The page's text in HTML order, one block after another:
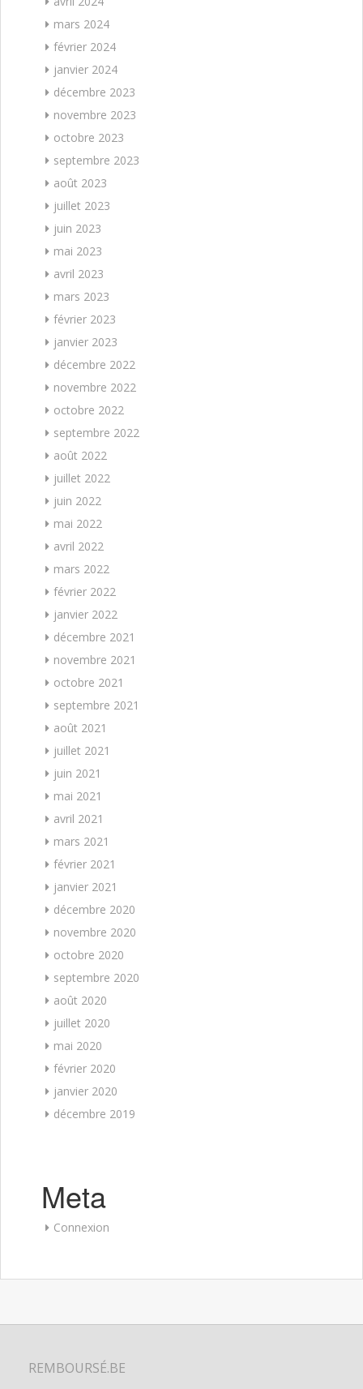
mars 2024
février 2024
janvier 2024
décembre 2023
novembre 2023
octobre 2023
septembre 2023
août 2023
juillet 2023
juin 2023
mai 2023
avril 2023
mars 2023
février 2023
janvier 2023
décembre 2022
novembre 2022
octobre 2022
septembre 2022
août 2022
juillet 2022
juin 2022
mai 2022
avril 2022
mars 2022
février 2022
janvier 2022
décembre 2021
novembre 2021
octobre 2021
septembre 2021
août 2021
juillet 2021
juin 2021
mai 2021
avril 2021
mars 2021
février 2021
janvier 2021
décembre 2020
novembre 2020
octobre 2020
septembre 2020
août 2020
juillet 2020
mai 2020
février 2020
janvier 2020
décembre 2019
Meta
Connexion
REMBOURSÉ.BE